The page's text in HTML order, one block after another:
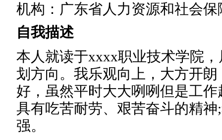
机构：广东省人力资源和社会保
自我描述
本人就读于xxxx职业技术学院
划方向。我乐观向上，大方开
好，虽然平时大大咧咧但是工
具有吃苦耐劳、艰苦奋斗的精
强。